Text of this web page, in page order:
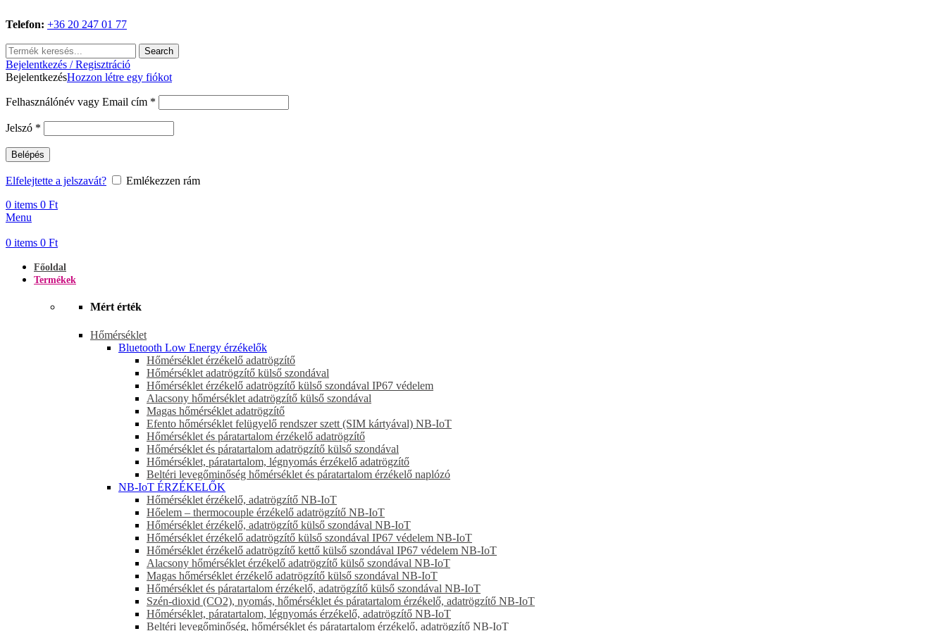
Telefon: +36 20 247 01 77
Search
Bejelentkezés / Regisztráció
BejelentkezésHozzon létre egy fiókot
Felhasználónév vagy Email cím *
Jelszó *
Belépés
Elfelejtette a jelszavát?
Emlékezzen rám
0 items 0 Ft
Menu
0 items 0 Ft
Főoldal
Termékek
Mért érték
Hőmérséklet
Bluetooth Low Energy érzékelők
Hőmérséklet érzékelő adatrögzítő
Hőmérséklet adatrögzítő külső szondával
Hőmérséklet érzékelő adatrögzítő külső szondával IP67 védelem
Alacsony hőmérséklet adatrögzítő külső szondával
Magas hőmérséklet adatrögzítő
Efento hőmérséklet felügyelő rendszer szett (SIM kártyával) NB-IoT
Hőmérséklet és páratartalom érzékelő adatrögzítő
Hőmérséklet és páratartalom adatrögzítő külső szondával
Hőmérséklet, páratartalom, légnyomás érzékelő adatrögzítő
Beltéri levegőminőség hőmérséklet és páratartalom érzékelő naplózó
NB-IoT ÉRZÉKELŐK
Hőmérséklet érzékelő, adatrögzítő NB-IoT
Hőelem – thermocouple érzékelő adatrögzítő NB-IoT
Hőmérséklet érzékelő, adatrögzítő külső szondával NB-IoT
Hőmérséklet érzékelő adatrögzítő külső szondával IP67 védelem NB-IoT
Hőmérséklet érzékelő adatrögzítő kettő külső szondával IP67 védelem NB-IoT
Alacsony hőmérséklet érzékelő adatrögzítő külső szondával NB-IoT
Magas hőmérséklet érzékelő adatrögzítő külső szondával NB-IoT
Hőmérséklet és páratartalom érzékelő, adatrögzítő külső szondával NB-IoT
Szén-dioxid (CO2), nyomás, hőmérséklet és páratartalom érzékelő, adatrögzítő NB-IoT
Hőmérséklet, páratartalom, légnyomás érzékelő, adatrögzítő NB-IoT
Beltéri levegőminőség, hőmérséklet és páratartalom érzékelő, adatrögzítő NB-IoT